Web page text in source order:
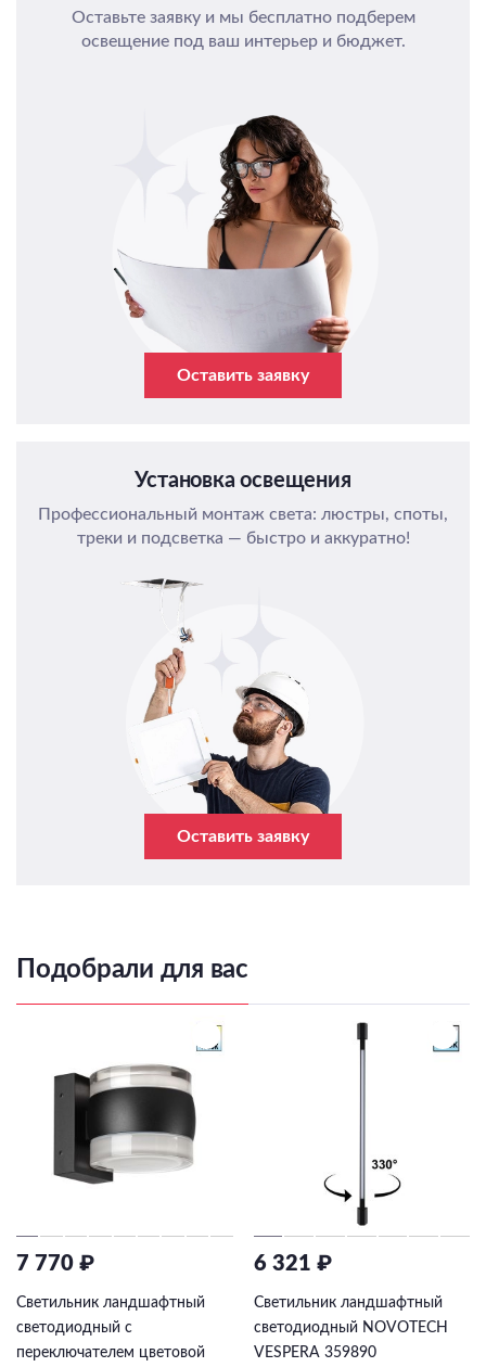
Оставьте заявку и мы бесплатно подберем
освещение под ваш интерьер и бюджет.
Оставить заявку
Установка освещения
Профессиональный монтаж света: люстры, споты,
треки и подсветка — быстро и аккуратно!
Оставить заявку
Подобрали для вас
7 770 ₽
Светильник ландшафтный
светодиодный с
переключателем цветовой
6 321 ₽
Светильник ландшафтный
светодиодный NOVOTECH
VESPERA 359890